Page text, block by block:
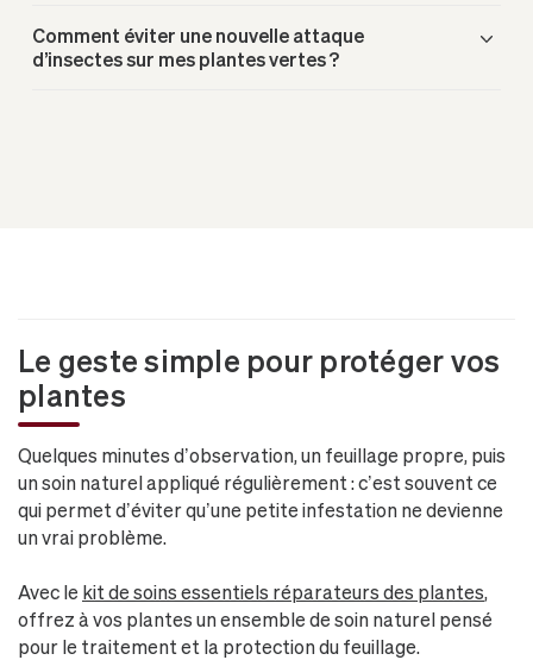
Comment éviter une nouvelle attaque
d’insectes sur mes plantes vertes ?
Le geste simple pour protéger vos
plantes
Quelques minutes d’observation, un feuillage propre, puis
un soin naturel appliqué régulièrement : c’est souvent ce
qui permet d’éviter qu’une petite infestation ne devienne
un vrai problème.
Avec le kit de soins essentiels réparateurs des plantes,
offrez à vos plantes un ensemble de soin naturel pensé
pour le traitement et la protection du feuillage.